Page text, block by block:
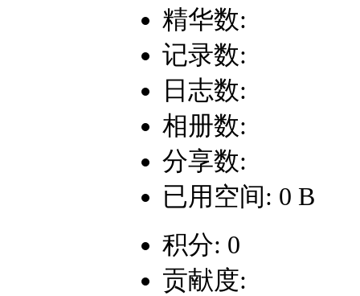
精华数:
记录数:
日志数:
相册数:
分享数:
已用空间: 0 B
积分: 0
贡献度: